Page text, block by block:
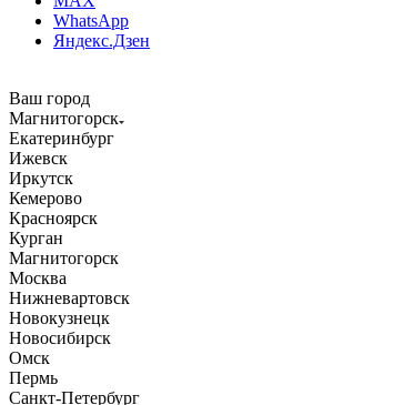
WhatsApp
Яндекс.Дзен
Ваш город
Магнитогорск
Екатеринбург
Ижевск
Иркутск
Кемерово
Красноярск
Курган
Магнитогорск
Москва
Нижневартовск
Новокузнецк
Новосибирск
Омск
Пермь
Санкт-Петербург